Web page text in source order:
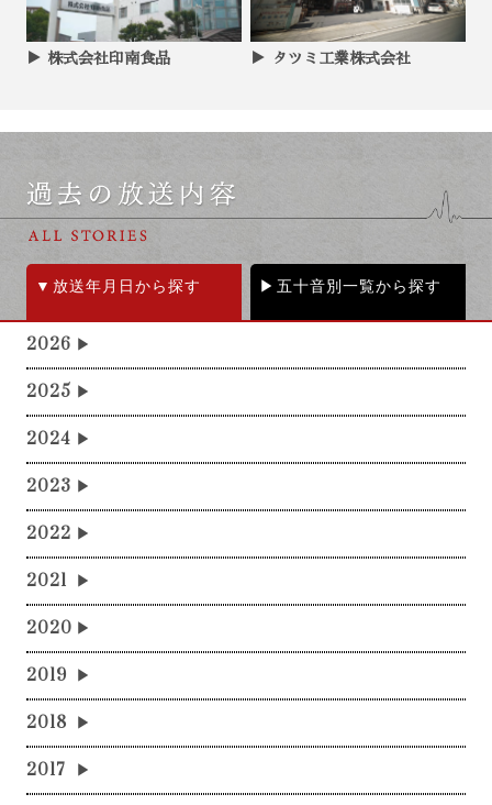
株式会社印南食品 タツミ工業株式会社
放送年月日から探す 五十音別一覧から探す
2026
2025
2024
2023
2022
2021
2020
2019
2018
2017